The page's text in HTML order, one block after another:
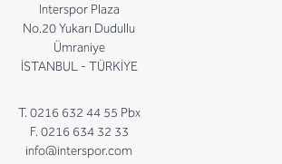
Interspor Plaza
No.20 Yukarı Dudullu
Ümraniye
İSTANBUL - TÜRKİYE
T. 0216 632 44 55 Pbx
F. 0216 634 32 33
info@interspor.com